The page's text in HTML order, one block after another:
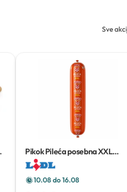
Sve
Pikok Pileća posebna XXL
1250 g
10.08 do 16.08